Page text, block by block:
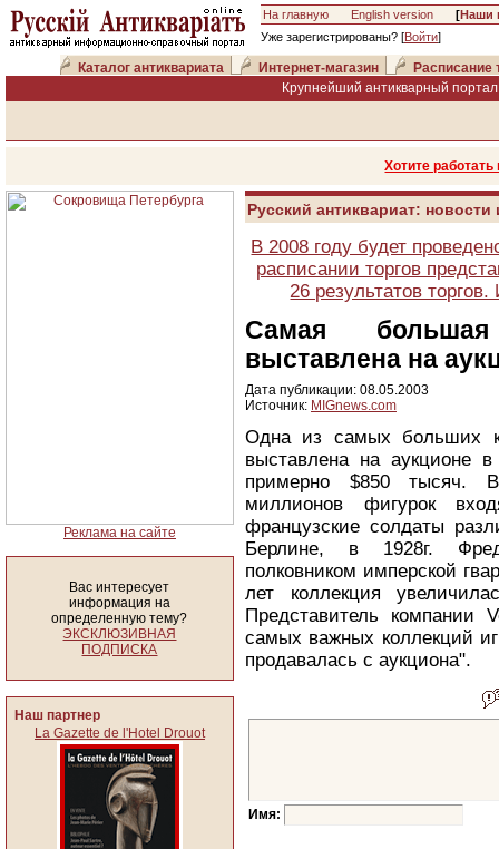
На главную English version [Наши
Уже зарегистрированы? [Войти]
Каталог антиквариата Интернет-магазин
Расписание
Крупнейший антикварный
Хотите
Реклама на сайте
Вас интересует
информация на
определенную тему?
ЭКСКЛЮЗИВНАЯ
ПОДПИСКА
Наш партнер
La Gazette de l'Hotel Drouot
Русский антиквариат:
В 2008 году будет
расписании торгов
26 результатов
Самая большая
выставлена на
Дата публикации: 08.05.2003
Источник: MIGnews.com
Одна из самых больших
выставлена на аукционе
примерно $850 тысяч.
миллионов фигурок
французские солдаты
Берлине, в 1928г.
полковником имперской
лет коллекция
Представитель компании
самых важных коллекций
продавалась с аукциона".
Имя: